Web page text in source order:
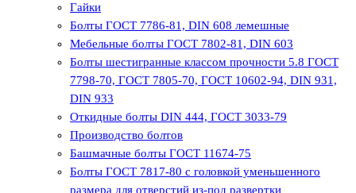
Гайки
Болты ГОСТ 7786-81, DIN 608 лемешные
Мебельные болты ГОСТ 7802-81, DIN 603
Болты шестигранные классом прочности 5.8 ГОСТ
7798-70, ГОСТ 7805-70, ГОСТ 10602-94, DIN 931,
DIN 933
Откидные болты DIN 444, ГОСТ 3033-79
Производство болтов
Башмачные болты ГОСТ 11674-75
Болты ГОСТ 7817-80 с головкой уменьшенного
размера для отверстий из-под развертки